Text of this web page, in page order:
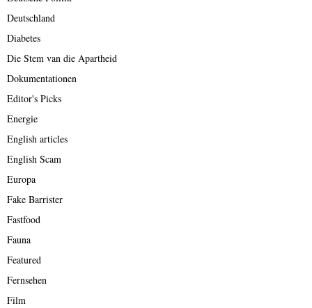
Deutschland
Diabetes
Die Stem van die Apartheid
Dokumentationen
Editor's Picks
Energie
English articles
English Scam
Europa
Fake Barrister
Fastfood
Fauna
Featured
Fernsehen
Film